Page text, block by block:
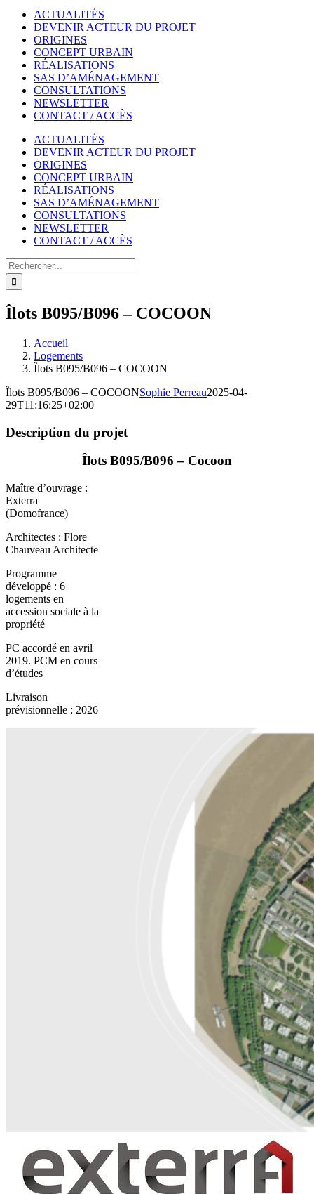
ACTUALITÉS
DEVENIR ACTEUR DU PROJET
ORIGINES
CONCEPT URBAIN
RÉALISATIONS
SAS D’AMÉNAGEMENT
CONSULTATIONS
NEWSLETTER
CONTACT / ACCÈS
ACTUALITÉS
DEVENIR ACTEUR DU PROJET
ORIGINES
CONCEPT URBAIN
RÉALISATIONS
SAS D’AMÉNAGEMENT
CONSULTATIONS
NEWSLETTER
CONTACT / ACCÈS
Rechercher
Îlots B095/B096 – COCOON
Accueil
Logements
Îlots B095/B096 – COCOON
Îlots B095/B096 – COCOONSophie Perreau2025-04-
29T11:16:25+02:00
Description du projet
Îlots B095/B096 – Cocoon
Maître d’ouvrage :
Exterra
(Domofrance)
Architectes : Flore
Chauveau Architecte
Programme
développé : 6
logements en
accession sociale à la
propriété
PC accordé en avril
2019. PCM en cours
d’études
Livraison
prévisionnelle : 2026